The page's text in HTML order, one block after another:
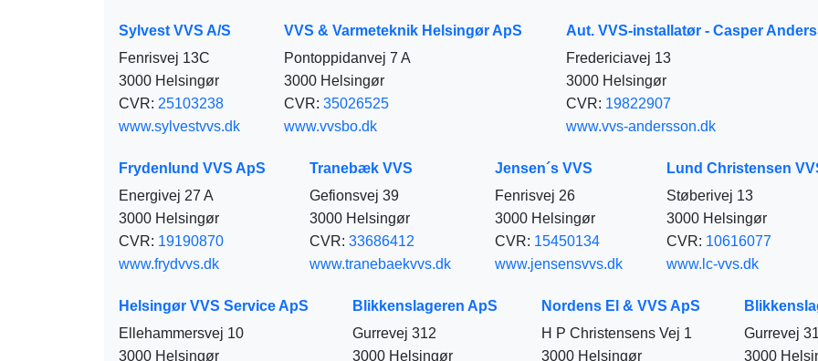
Sylvest VVS A/S
Fenrisvej 13C
3000 Helsingør
CVR: 25103238
www.sylvestvvs.dk
VVS & Varmeteknik Helsingør ApS
Pontoppidanvej 7 A
3000 Helsingør
CVR: 35026525
www.vvsbo.dk
Aut. VVS-installatør - Casper
Fredericiavej 13
3000 Helsingør
CVR: 19822907
www.vvs-andersson.dk
Frydenlund VVS ApS
Energivej 27 A
3000 Helsingør
CVR: 19190870
www.frydvvs.dk
Tranebæk VVS
Gefionsvej 39
3000 Helsingør
CVR: 33686412
www.tranebaekvvs.dk
Jensen´s VVS
Fenrisvej 26
3000 Helsingør
CVR: 15450134
www.jensensvvs.dk
Lund Christensen
Støberivej 13
3000 Helsingør
CVR: 10616077
www.lc-vvs.dk
Helsingør VVS Service ApS
Ellehammersvej 10
3000 Helsingør
Blikkenslageren ApS
Gurrevej 312
3000 Helsingør
Nordens El & VVS ApS
H P Christensens Vej 1
3000 Helsingør
Gurrevej
3000